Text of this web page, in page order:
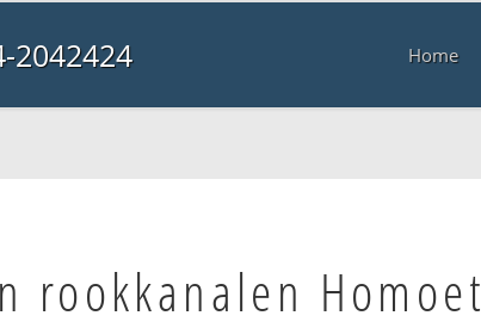
2042424 Home
rookkanalen Homoet